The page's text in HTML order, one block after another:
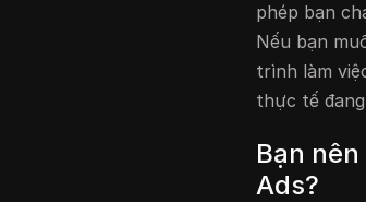
phép bạn
Nếu bạn
trình làm
thực tế
Bạn
Ads?